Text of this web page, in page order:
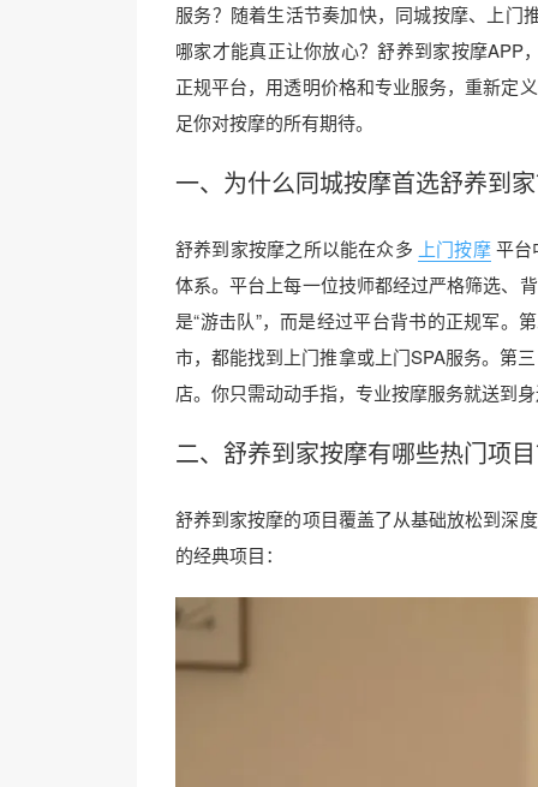
服务？随着生活节奏加快，同城按摩、上门
哪家才能真正让你放心？舒养到家按摩APP
正规平台，用透明价格和专业服务，重新定
足你对按摩的所有期待。
一、为什么同城按摩首选舒养到
舒养到家按摩之所以能在众多 上门按摩平台
体系。平台上每一位技师都经过严格筛选、
是“游击队”，而是经过平台背书的正规军。
市，都能找到上门推拿或上门SPA服务。第
店。你只需动动手指，专业按摩服务就送到
二、舒养到家按摩有哪些热门项
舒养到家按摩的项目覆盖了从基础放松到深
的经典项目：